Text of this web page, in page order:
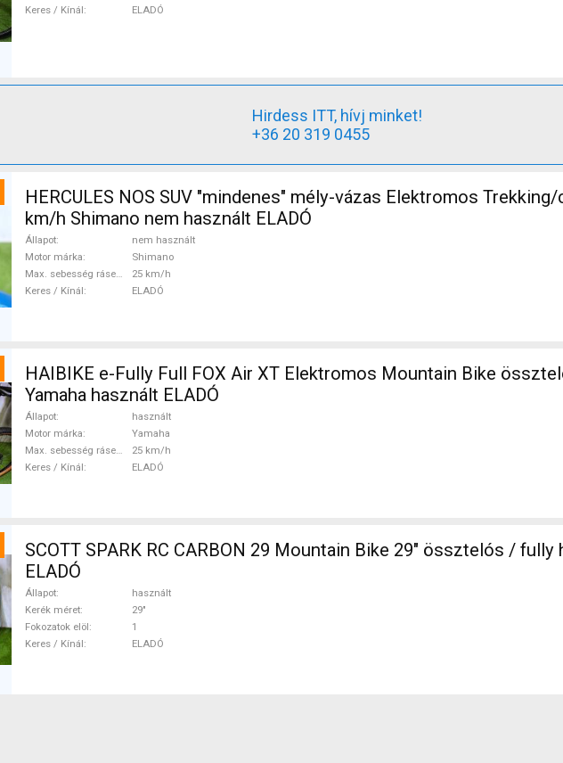
Keres / Kínál
ELADÓ
Hirdess ITT, hívj minket!
+36 20 319 0455
HERCULES NOS SUV "mindenes" mély-vázas Elektromos
km/h Shimano nem használt ELADÓ
Állapot
nem használt
Motor márka
Shimano
Max. sebesség rásegítéssel
25 km/h
Keres / Kínál
ELADÓ
HAIBIKE e-Fully Full FOX Air XT Elektromos Mountain Bike
Yamaha használt ELADÓ
Állapot
használt
Motor márka
Yamaha
Max. sebesség rásegítéssel
25 km/h
Keres / Kínál
ELADÓ
SCOTT SPARK RC CARBON 29 Mountain Bike 29" össztelós / fully használt
ELADÓ
Állapot
használt
Kerék méret
29"
Fokozatok elöl
1
Keres / Kínál
ELADÓ